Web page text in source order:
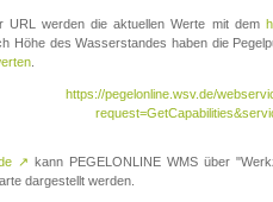
URL werden die aktuellen Werte mit dem
Höhe des Wasserstandes haben die
https://pegelonline.wsv.de/
↗ kann PEGELONLINE WMS über
dargestellt werden.